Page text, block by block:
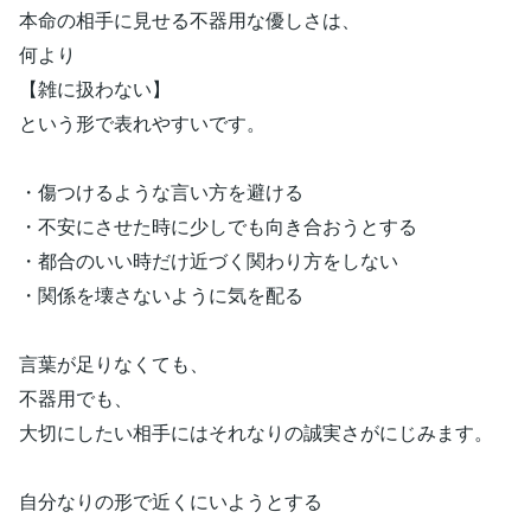
本命の相手に見せる不器用な優しさは、
何より
【雑に扱わない】
という形で表れやすいです。
・傷つけるような言い方を避ける
・不安にさせた時に少しでも向き合おうとする
・都合のいい時だけ近づく関わり方をしない
・関係を壊さないように気を配る
言葉が足りなくても、
不器用でも、
大切にしたい相手にはそれなりの誠実さがにじみます。
自分なりの形で近くにいようとする